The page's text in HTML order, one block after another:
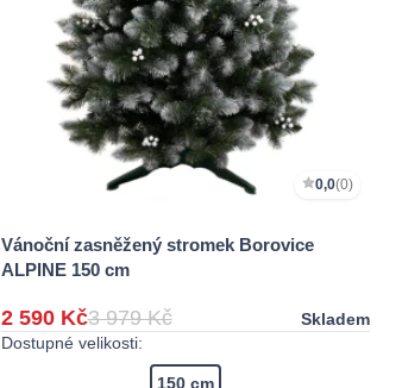
0,0(0)
Vánoční zasněžený stromek Borovice
ALPINE 150 cm
2 590 Kč3 979 Kč
Skladem
Dostupné velikosti:
150 cm